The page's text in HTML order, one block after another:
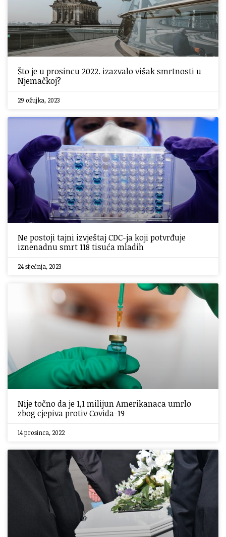
Što je u prosincu 2022. izazvalo višak smrtnosti u
Njemačkoj?
29 ožujka, 2023
Ne postoji tajni izvještaj CDC-ja koji potvrđuje
iznenadnu smrt 118 tisuća mladih
24 siječnja, 2023
Nije točno da je 1,1 milijun Amerikanaca umrlo
zbog cjepiva protiv Covida-19
14 prosinca, 2022